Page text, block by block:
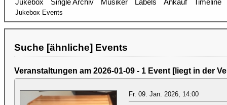
Jukebox Single Archiv Musiker Labels Ankauf Timeline
Jukebox Events
Suche [ähnliche] Events
Veranstaltungen am 2026-01-09 - 1 Event [liegt in der
Fr. 09. Jan. 2026, 14:00